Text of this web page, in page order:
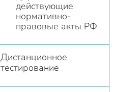
действующие
нормативно-
правовые акты РФ
Дистанционное
тестирование